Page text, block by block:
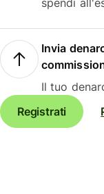
spendi
Invia
Il tuo
Registrati